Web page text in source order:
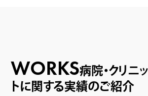
WORKS病院・クリニ
トに関する実績のご紹介